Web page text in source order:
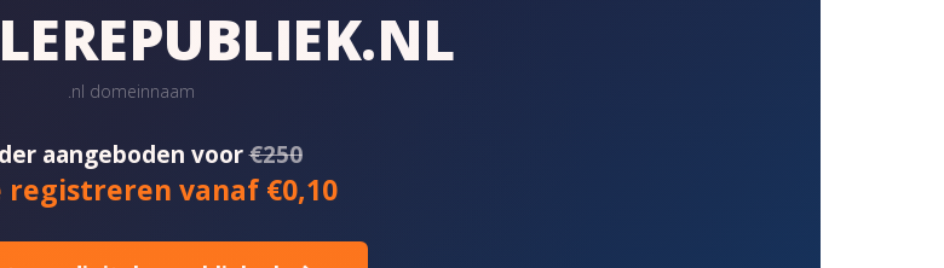
.nl domeinnaam
aangeboden voor€250
registreren vanaf €0,10